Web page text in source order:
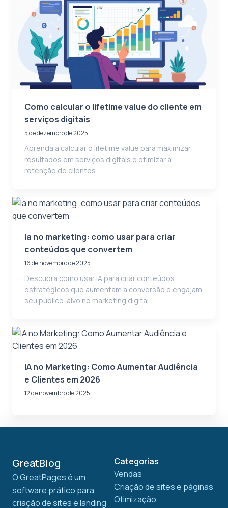
Como calcular o lifetime value do cliente em
serviços digitais
5 de dezembro de 2025
Aprenda a calcular o lifetime value para maximizar
resultados em serviços digitais e otimizar a
retenção de clientes.
Ia no marketing: como usar para criar
conteúdos que convertem
16 de novembro de 2025
Descubra como usar IA para criar conteúdos
estratégicos que aumentam a conversão e engajam
seu público-alvo no marketing digital.
IA no Marketing: Como Aumentar Audiência
e Clientes em 2026
12 de novembro de 2025
GreatBlog
O GreatPages é um
software prático para
criação de sites e landing
Categorias
Vendas
Criação de sites e páginas
Otimização